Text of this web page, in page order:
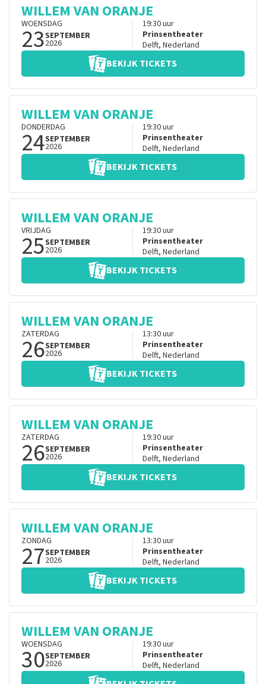
WILLEM VAN ORANJE
WOENSDAG
23SEPTEMBER
2026
19:30uur
Prinsentheater
Delft, Nederland
BEKIJK TICKETS
WILLEM VAN ORANJE
DONDERDAG
24SEPTEMBER
2026
19:30uur
Prinsentheater
Delft, Nederland
BEKIJK TICKETS
WILLEM VAN ORANJE
VRIJDAG
25SEPTEMBER
2026
19:30uur
Prinsentheater
Delft, Nederland
BEKIJK TICKETS
WILLEM VAN ORANJE
ZATERDAG
26SEPTEMBER
2026
13:30uur
Prinsentheater
Delft, Nederland
BEKIJK TICKETS
WILLEM VAN ORANJE
ZATERDAG
26SEPTEMBER
2026
19:30uur
Prinsentheater
Delft, Nederland
BEKIJK TICKETS
WILLEM VAN ORANJE
ZONDAG
27SEPTEMBER
2026
13:30uur
Prinsentheater
Delft, Nederland
BEKIJK TICKETS
WILLEM VAN ORANJE
WOENSDAG
30SEPTEMBER
2026
19:30uur
Prinsentheater
Delft, Nederland